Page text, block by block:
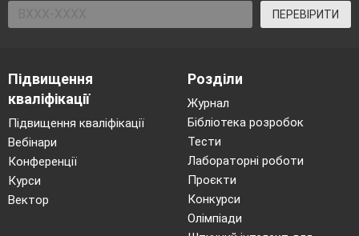
ПЕРЕВІРИТИ
Підвищення
кваліфікації
Підвищення кваліфікації
Вебінари
Конференції
Курси
Вектор
Розділи
Журнал
Бібліотека розробок
Тести
Лабораторні роботи
Проєкти
Конкурси
Олімпіади